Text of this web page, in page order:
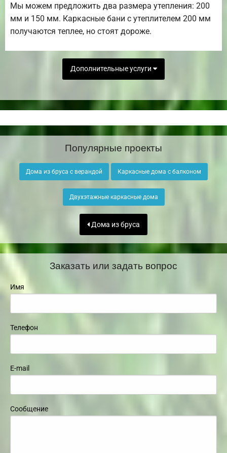
Мы можем предложить два размера утепления: 200
мм и 150 мм. Каркасные бани с утеплителем 200 мм
получаются теплее, но стоят дороже.
Дополнительные услуги
Популярные проекты
Дома из бруса с верандой Каркасные дома с балконом
Двухэтажные каркасные дома
Дома из бруса
Заказать или задать вопрос
Имя
Телефон
E-mail
Сообщение